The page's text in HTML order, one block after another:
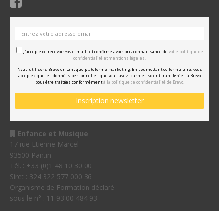
J'accepte de recevoir vos e-mails et confirme avoir pris connaissance de votre politique de
confidentialité et mentions légales.
Nous utilisons Brevo en tant que plateforme marketing. En soumettant ce formulaire, vous
acceptez que les données personnelles que vous avez fournies soient transférées à Brevo
pour être traitées conformémentà la politique de confidentialité de Brevo.
Enfance et Musique
17 rue Etienne Marcel
93500 Pantin
Tél. : +33 (0)1 48 10 30 00
Siret : 324 322 577 000 36
Organisme de Formation déclaré
sous le n° : 11 93 00 484 93